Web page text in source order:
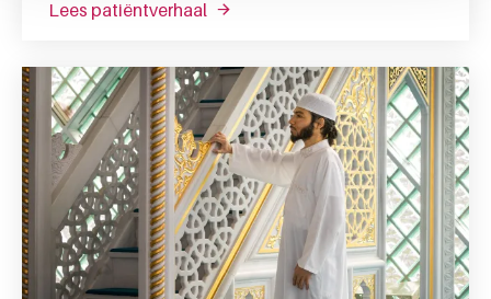
lees patiëntverhaal over “ik miste gek genoeg de